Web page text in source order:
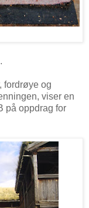
fordrøye og
viser en
på oppdrag for